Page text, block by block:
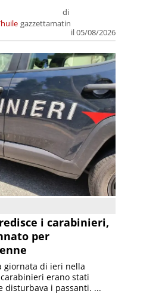
di
gazzettamatin
il 05/08/2026
i carabinieri,
per
giornata di ieri nella
erano stati
disturbava i passanti. ...